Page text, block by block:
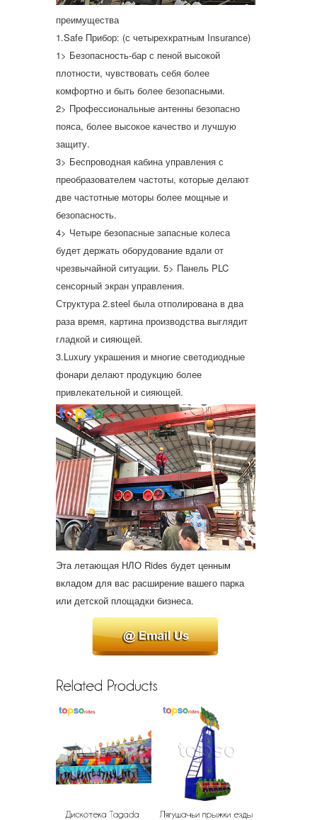
преимущества
1.Safe Прибор: (с четырехкратным Insurance)
1> Безопасность-бар с пеной высокой
плотности, чувствовать себя более
комфортно и быть более безопасными.
2> Профессиональные антенны безопасно
пояса, более высокое качество и лучшую
защиту.
3> Беспроводная кабина управления с
преобразователем частоты, которые делают
две частотные моторы более мощные и
безопасность.
4> Четыре безопасные запасные колеса
будет держать оборудование вдали от
чрезвычайной ситуации. 5> Панель PLC
сенсорный экран управления.
Структура 2.steel была отполирована в два
раза время, картина производства выглядит
гладкой и сияющей.
3.Luxury украшения и многие светодиодные
фонари делают продукцию более
привлекательной и сияющей.
Эта летающая НЛО Rides будет ценным
вкладом для вас расширение вашего парка
или детской площадки бизнеса.